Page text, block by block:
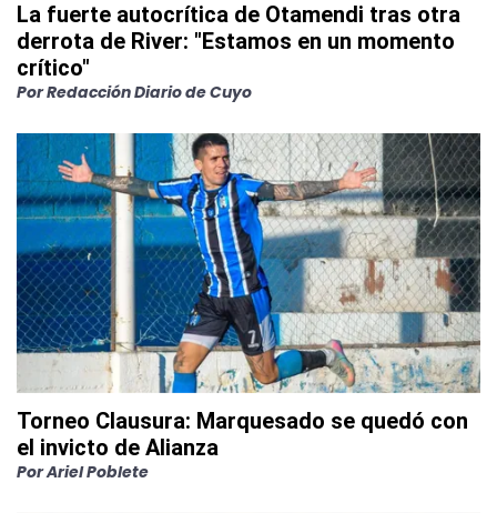
La fuerte autocrítica de Otamendi tras otra
derrota de River: "Estamos en un momento
crítico"
PorRedacción Diario de Cuyo
Torneo Clausura: Marquesado se quedó con
el invicto de Alianza
PorAriel Poblete